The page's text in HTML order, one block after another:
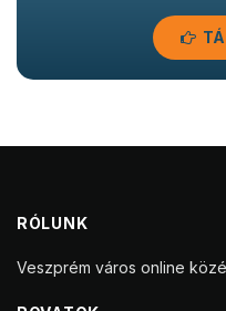
RÓLUNK
Veszprém város online